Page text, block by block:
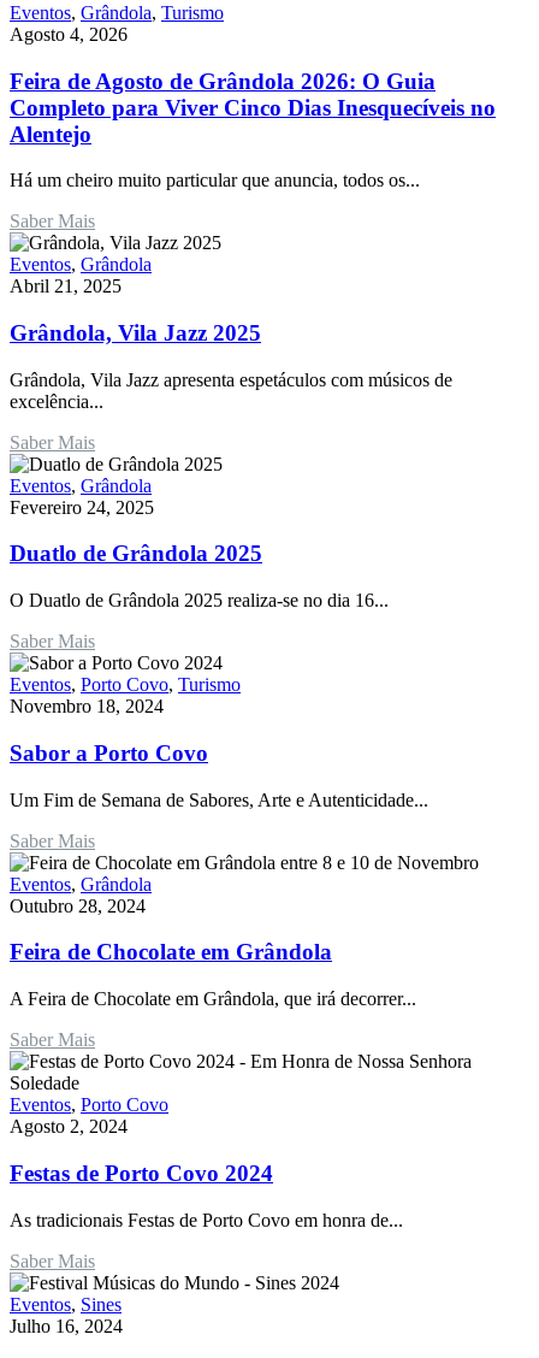
Eventos, Grândola, Turismo
Agosto 4, 2026
Feira de Agosto de Grândola 2026: O Guia
Completo para Viver Cinco Dias Inesquecíveis no
Alentejo
Há um cheiro muito particular que anuncia, todos os...
Saber Mais
Eventos, Grândola
Abril 21, 2025
Grândola, Vila Jazz 2025
Grândola, Vila Jazz apresenta espetáculos com músicos de
excelência...
Saber Mais
Eventos, Grândola
Fevereiro 24, 2025
Duatlo de Grândola 2025
O Duatlo de Grândola 2025 realiza-se no dia 16...
Saber Mais
Eventos, Porto Covo, Turismo
Novembro 18, 2024
Sabor a Porto Covo
Um Fim de Semana de Sabores, Arte e Autenticidade...
Saber Mais
Eventos, Grândola
Outubro 28, 2024
Feira de Chocolate em Grândola
A Feira de Chocolate em Grândola, que irá decorrer...
Saber Mais
Eventos, Porto Covo
Agosto 2, 2024
Festas de Porto Covo 2024
As tradicionais Festas de Porto Covo em honra de...
Saber Mais
Eventos, Sines
Julho 16, 2024